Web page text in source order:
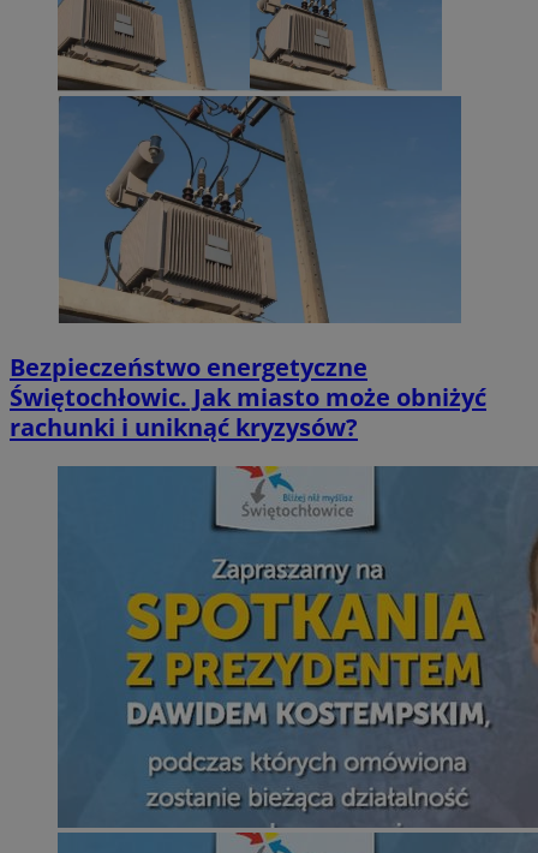
Bezpieczeństwo energetyczne
Świętochłowic. Jak miasto może obniżyć
rachunki i uniknąć kryzysów?